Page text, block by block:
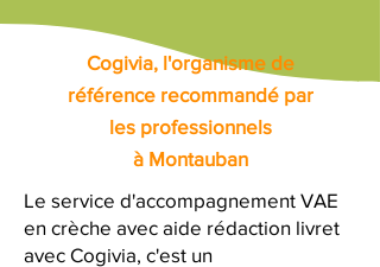
Cogivia, l'organisme de
référence recommandé par
les professionnels
à Montauban
Le service d'accompagnement VAE
en crèche avec aide rédaction livret
avec Cogivia, c'est un